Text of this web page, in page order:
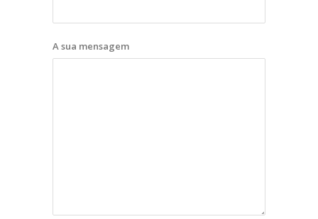
A sua mensagem